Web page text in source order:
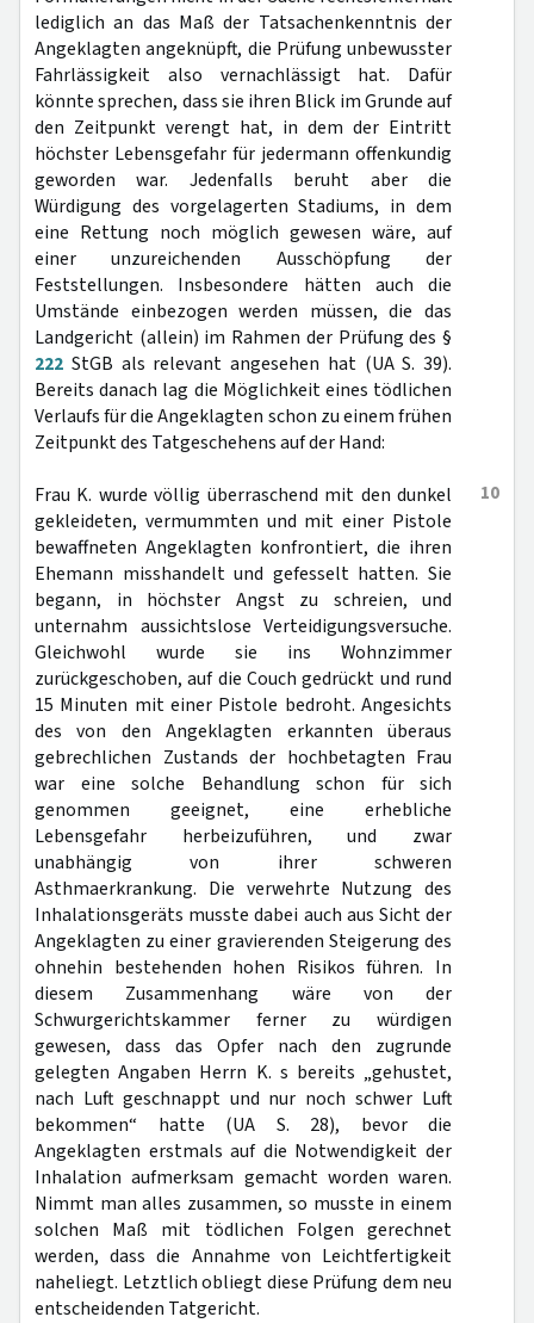
lediglich an das Maß der Tatsachenkenntnis der
Angeklagten angeknüpft, die Prüfung unbewusster
Fahrlässigkeit also vernachlässigt hat. Dafür
könnte sprechen, dass sie ihren Blick im Grunde auf
den Zeitpunkt verengt hat, in dem der Eintritt
höchster Lebensgefahr für jedermann offenkundig
geworden war. Jedenfalls beruht aber die
Würdigung des vorgelagerten Stadiums, in dem
eine Rettung noch möglich gewesen wäre, auf
einer unzureichenden Ausschöpfung der
Feststellungen. Insbesondere hätten auch die
Umstände einbezogen werden müssen, die das
Landgericht (allein) im Rahmen der Prüfung des §
222 StGB als relevant angesehen hat (UA S. 39).
Bereits danach lag die Möglichkeit eines tödlichen
Verlaufs für die Angeklagten schon zu einem frühen
Zeitpunkt des Tatgeschehens auf der Hand:
10
Frau K. wurde völlig überraschend mit den dunkel
gekleideten, vermummten und mit einer Pistole
bewaffneten Angeklagten konfrontiert, die ihren
Ehemann misshandelt und gefesselt hatten. Sie
begann, in höchster Angst zu schreien, und
unternahm aussichtslose Verteidigungsversuche.
Gleichwohl wurde sie ins Wohnzimmer
zurückgeschoben, auf die Couch gedrückt und rund
15 Minuten mit einer Pistole bedroht. Angesichts
des von den Angeklagten erkannten überaus
gebrechlichen Zustands der hochbetagten Frau
war eine solche Behandlung schon für sich
genommen geeignet, eine erhebliche
Lebensgefahr herbeizuführen, und zwar
unabhängig von ihrer schweren
Asthmaerkrankung. Die verwehrte Nutzung des
Inhalationsgeräts musste dabei auch aus Sicht der
Angeklagten zu einer gravierenden Steigerung des
ohnehin bestehenden hohen Risikos führen. In
diesem Zusammenhang wäre von der
Schwurgerichtskammer ferner zu würdigen
gewesen, dass das Opfer nach den zugrunde
gelegten Angaben Herrn K. s bereits „gehustet,
nach Luft geschnappt und nur noch schwer Luft
bekommen“ hatte (UA S. 28), bevor die
Angeklagten erstmals auf die Notwendigkeit der
Inhalation aufmerksam gemacht worden waren.
Nimmt man alles zusammen, so musste in einem
solchen Maß mit tödlichen Folgen gerechnet
werden, dass die Annahme von Leichtfertigkeit
naheliegt. Letztlich obliegt diese Prüfung dem neu
entscheidenden Tatgericht.